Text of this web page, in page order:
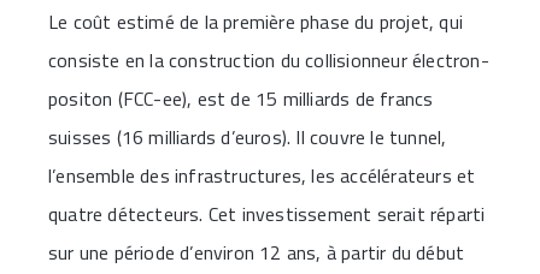
Le coût estimé de la première phase du projet, qui
consiste en la construction du collisionneur électron-
positon (FCC-ee), est de 15 milliards de francs
suisses (16 milliards d’euros). Il couvre le tunnel,
l’ensemble des infrastructures, les accélérateurs et
quatre détecteurs. Cet investissement serait réparti
sur une période d’environ 12 ans, à partir du début